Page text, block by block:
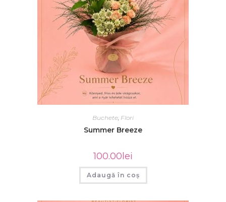
Buchete, Flori
Summer Breeze
100.00 lei
Adaugă în coș